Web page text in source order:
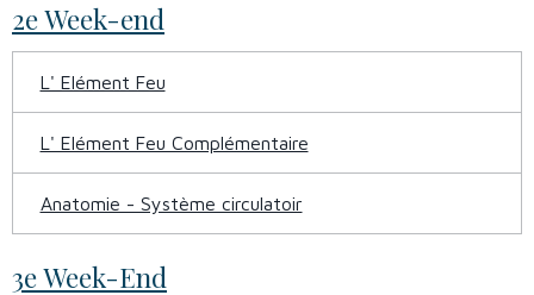
2e Week-end
L' Elément Feu
L' Elément Feu Complémentaire
Anatomie - Système circulatoir
3e Week-End